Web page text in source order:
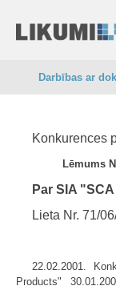
Darbības ar
Konkurences
Lēmums
Par SIA
Lieta Nr. 71/
22.02.2001.
Products"